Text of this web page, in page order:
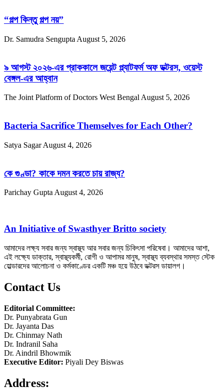
“গল্প কিন্তু গল্প নয়”
Dr. Samudra Sengupta August 5, 2026
৯ আগস্ট ২০২৬-এর প্রাককালে জয়েন্ট প্ল্যাটফর্ম অফ ডক্টরস, ওয়েস্ট
বেঙ্গল-এর আহ্বান
The Joint Platform of Doctors West BengalAugust 5, 2026
Bacteria Sacrifice Themselves for Each Other?
Satya SagarAugust 4, 2026
কে গুণ্ডা? কাকে দমন করতে চায় রাজ্য?
Parichay Gupta August 4, 2026
An Initiative of Swasthyer Britto society
আমাদের লক্ষ্য সবার জন্য স্বাস্থ্য আর সবার জন্য চিকিৎসা পরিষেবা। আমাদের আশা,
এই লক্ষ্যে ডাক্তার, স্বাস্থ্যকর্মী, রোগী ও আপামর মানুষ, স্বাস্থ্য ব্যবস্থার সমস্ত স্টেক
হোল্ডারদের আলোচনা ও কর্মকাণ্ডের একটি মঞ্চ হয়ে উঠবে ডক্টরস ডায়ালগ।
Contact Us
Editorial Committee:
Dr. Punyabrata Gun
Dr. Jayanta Das
Dr. Chinmay Nath
Dr. Indranil Saha
Dr. Aindril Bhowmik
Executive Editor: Piyali Dey Biswas
Address: